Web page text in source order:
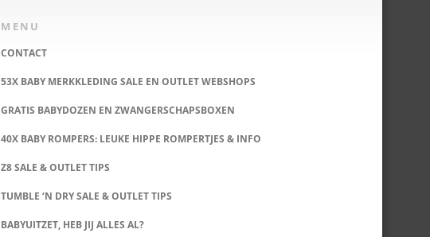
MENU
CONTACT
53X BABY MERKKLEDING SALE EN OUTLET WEBSHOPS
GRATIS BABYDOZEN EN ZWANGERSCHAPSBOXEN
40X BABY ROMPERS: LEUKE HIPPE ROMPERTJES & INFO
Z8 SALE & OUTLET TIPS
TUMBLE ‘N DRY SALE & OUTLET TIPS
BABYUITZET, HEB JIJ ALLES AL?